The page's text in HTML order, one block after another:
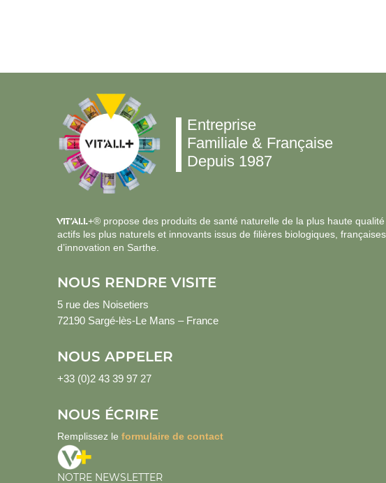
Entreprise
Familiale & Française
Depuis 1987
VIT’ALL+® propose des produits de santé naturelle de la plus haute
actifs les plus naturels et innovants issus de filières biologiques,
d’innovation en Sarthe.
NOUS RENDRE VISITE
5 rue des Noisetiers
72190 Sargé-lès-Le Mans – France
NOUS APPELER
+33 (0)2 43 39 97 27
NOUS ÉCRIRE
Remplissez le formulaire de contact
NOTRE NEWSLETTER